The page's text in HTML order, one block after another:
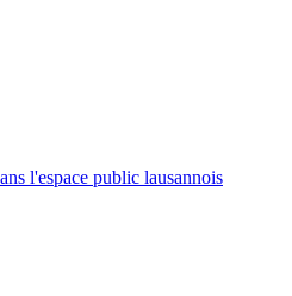
l'espace public lausannois